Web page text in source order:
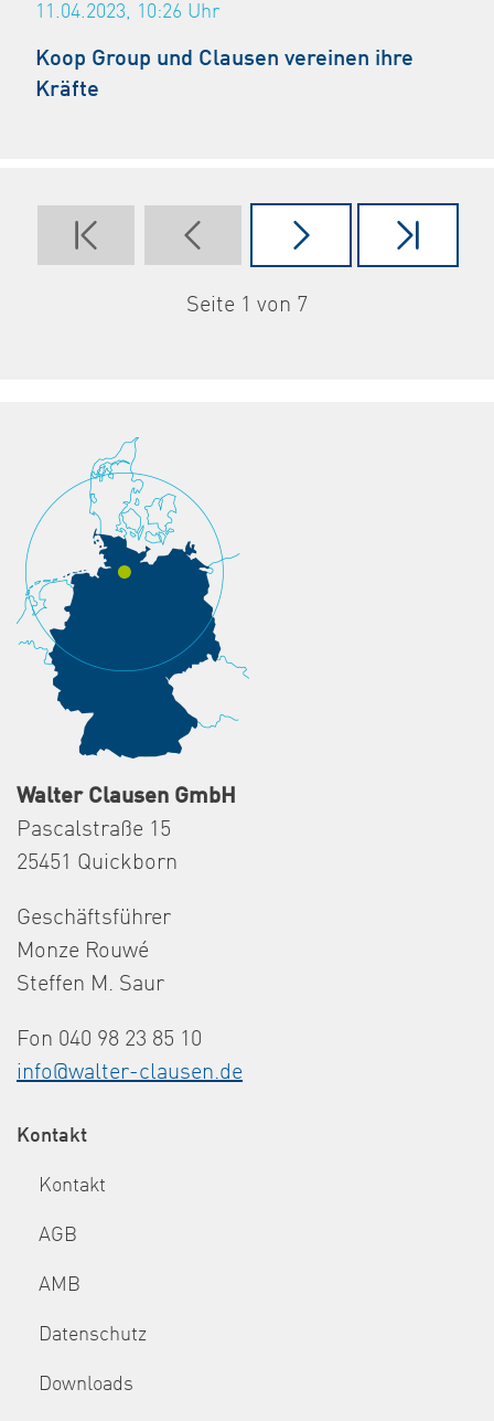
11.04.2023, 10:26 Uhr
Koop Group und Clausen vereinen ihre
Kräfte
Seite 1 von 7
Walter Clausen GmbH
Pascalstraße 15
25451 Quickborn
Geschäftsführer
Monze Rouwé
Steffen M. Saur
Fon 040 98 23 85 10
info@walter-clausen.de
Kontakt
Kontakt
AGB
AMB
Datenschutz
Downloads